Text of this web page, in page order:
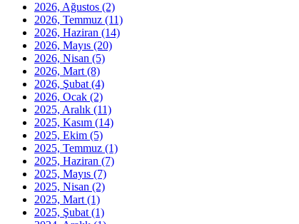
2026, Ağustos (2)
2026, Temmuz (11)
2026, Haziran (14)
2026, Mayıs (20)
2026, Nisan (5)
2026, Mart (8)
2026, Şubat (4)
2026, Ocak (2)
2025, Aralık (11)
2025, Kasım (14)
2025, Ekim (5)
2025, Temmuz (1)
2025, Haziran (7)
2025, Mayıs (7)
2025, Nisan (2)
2025, Mart (1)
2025, Şubat (1)